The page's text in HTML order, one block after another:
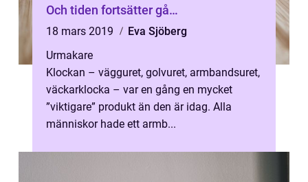
Och tiden fortsätter gå…
18 mars 2019
Eva Sjöberg
Urmakare
Klockan – vägguret, golvuret, armbandsuret,
väckarklocka – var en gång en mycket
”viktigare” produkt än den är idag. Alla
människor hade ett armb...